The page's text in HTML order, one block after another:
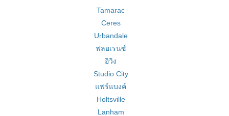
Tamarac
Ceres
Urbandale
ฟลอเรนซ์
อิวิง
Studio City
แฟร์แบงค์
Holtsville
Lanham